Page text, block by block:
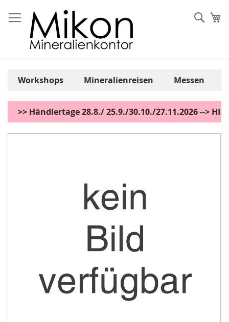
Inhalt
springen
Workshops Mineralienreisen Messen
>> Händlertage 28.8./ 25.9./30.10./27.11.2026 -->
Zum